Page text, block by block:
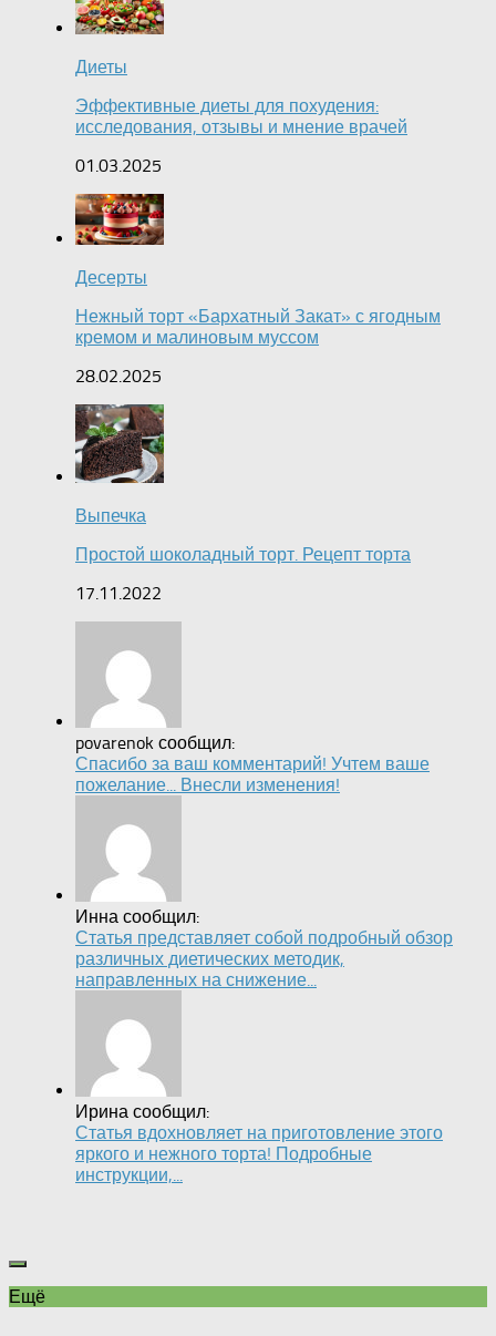
Диеты
Эффективные диеты для похудения:
исследования, отзывы и мнение врачей
01.03.2025
Десерты
Нежный торт «Бархатный Закат» с ягодным
кремом и малиновым муссом
28.02.2025
Выпечка
Простой шоколадный торт. Рецепт торта
17.11.2022
povarenok сообщил:
Спасибо за ваш комментарий! Учтем ваше
пожелание... Внесли изменения!
Инна сообщил:
Статья представляет собой подробный обзор
различных диетических методик,
направленных на снижение...
Ирина сообщил:
Статья вдохновляет на приготовление этого
яркого и нежного торта! Подробные
инструкции,...
Ещё